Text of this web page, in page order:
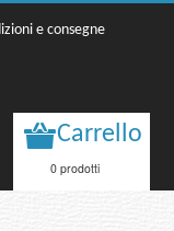
e consegne
Carrello
0 prodotti